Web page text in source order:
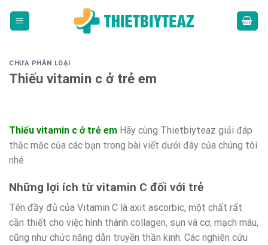
CHƯA PHÂN LOẠI
Thiếu vitamin c ở trẻ em
Thiếu vitamin c ở trẻ em Hãy cùng Thietbiyteaz giải đáp
thắc mắc của các bạn trong bài viết dưới đây của chúng tôi
nhé
Những lợi ích từ vitamin C đối với trẻ
Tên đầy đủ của Vitamin C là axit ascorbic, một chất rất
cần thiết cho việc hình thành collagen, sụn và cơ, mạch máu,
cũng như chức năng dẫn truyền thần kinh. Các nghiên cứu